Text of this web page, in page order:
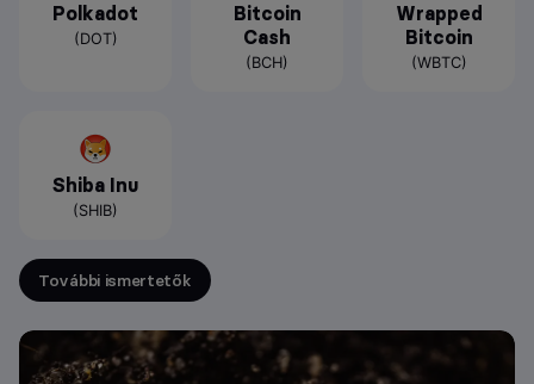
Polkadot
(DOT)
Bitcoin
Cash
(BCH)
Wrapped
Bitcoin
(WBTC)
Shiba Inu
(SHIB)
További ismertetők